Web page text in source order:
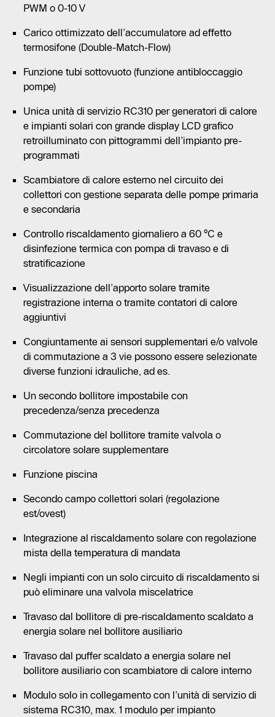
PWM o 0-10 V
Carico ottimizzato dell’accumulatore ad effetto
termosifone (Double-Match-Flow)
Funzione tubi sottovuoto (funzione antibloccaggio
pompe)
Unica unità di servizio RC310 per generatori di calore
e impianti solari con grande display LCD grafico
retroilluminato con pittogrammi dell’impianto pre-
programmati
Scambiatore di calore esterno nel circuito dei
collettori con gestione separata delle pompe primaria
e secondaria
Controllo riscaldamento giornaliero a 60 °C e
disinfezione termica con pompa di travaso e di
stratificazione
Visualizzazione dell’apporto solare tramite
registrazione interna o tramite contatori di calore
aggiuntivi
Congiuntamente ai sensori supplementari e/o valvole
di commutazione a 3 vie possono essere selezionate
diverse funzioni idrauliche, ad es.
Un secondo bollitore impostabile con
precedenza/senza precedenza
Commutazione del bollitore tramite valvola o
circolatore solare supplementare
Funzione piscina
Secondo campo collettori solari (regolazione
est/ovest)
Integrazione al riscaldamento solare con regolazione
mista della temperatura di mandata
Negli impianti con un solo circuito di riscaldamento si
può eliminare una valvola miscelatrice
Travaso dal bollitore di pre-riscaldamento scaldato a
energia solare nel bollitore ausiliario
Travaso dal puffer scaldato a energia solare nel
bollitore ausiliario con scambiatore di calore interno
Modulo solo in collegamento con l’unità di servizio di
sistema RC310, max. 1 modulo per impianto